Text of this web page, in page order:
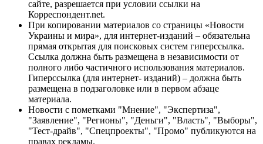
сайте, разрешается при условии ссылки на
Корреспондент.net.
При копировании материалов со страницы «Новости
Украины и мира», для интернет-изданий – обязательна
прямая открытая для поисковых систем гиперссылка.
Ссылка должна быть размещена в независимости от
полного либо частичного использования материалов.
Гиперссылка (для интернет- изданий) – должна быть
размещена в подзаголовке или в первом абзаце
материала.
Новости с пометками "Мнение", "Экспертиза",
"Заявление", "Регионы", "Деньги", "Власть", "Выборы",
"Тест-драйв", "Спецпроекты", "Промо" публикуются на
правах рекламы.